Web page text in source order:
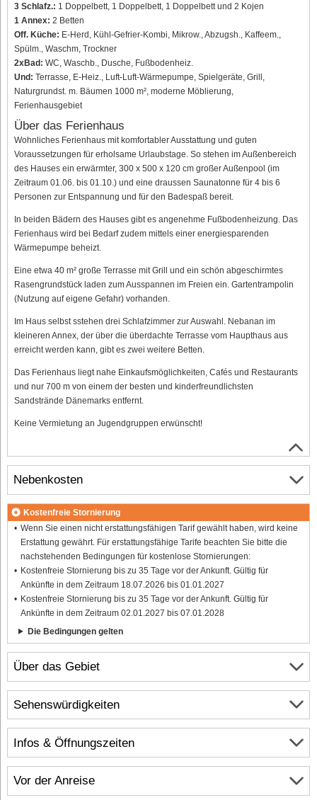
3 Schlafz.: 1 Doppelbett, 1 Doppelbett, 1 Doppelbett und 2 Kojen
1 Annex: 2 Betten
Off. Küche: E-Herd, Kühl-Gefrier-Kombi, Mikrow., Abzugsh., Kaffeem.,
Spülm., Waschm, Trockner
2xBad: WC, Waschb., Dusche, Fußbodenheiz.
Und: Terrasse, E-Heiz., Luft-Luft-Wärmepumpe, Spielgeräte, Grill,
Naturgrundst. m. Bäumen 1000 m², moderne Möblierung,
Ferienhausgebiet
Über das Ferienhaus
Wohnliches Ferienhaus mit komfortabler Ausstattung und guten
Voraussetzungen für erholsame Urlaubstage. So stehen im Außenbereich
des Hauses ein erwärmter, 300 x 500 x 120 cm großer Außenpool (im
Zeitraum 01.06. bis 01.10.) und eine draussen Saunatonne für 4 bis 6
Personen zur Entspannung und für den Badespaß bereit.
In beiden Bädern des Hauses gibt es angenehme Fußbodenheizung. Das
Ferienhaus wird bei Bedarf zudem mittels einer energiesparenden
Wärmepumpe beheizt.
Eine etwa 40 m² große Terrasse mit Grill und ein schön abgeschirmtes
Rasengrundstück laden zum Ausspannen im Freien ein. Gartentrampolin
(Nutzung auf eigene Gefahr) vorhanden.
Im Haus selbst sstehen drei Schlafzimmer zur Auswahl. Nebanan im
kleineren Annex, der über die überdachte Terrasse vom Haupthaus aus
erreicht werden kann, gibt es zwei weitere Betten.
Das Ferienhaus liegt nahe Einkaufsmöglichkeiten, Cafés und Restaurants
und nur 700 m von einem der besten und kinderfreundlichsten
Sandstrände Dänemarks entfernt.
Keine Vermietung an Jugendgruppen erwünscht!
Über das Gebiet
Infos & Öffnungszeiten
Vor der Anreise
Nebenkosten
Kostenfreie Stornierung
Wenn Sie einen nicht erstattungsfähigen Tarif gewählt haben, wird keine
Erstattung gewährt. Für erstattungsfähige Tarife beachten Sie bitte die
nachstehenden Bedingungen für kostenlose Stornierungen:
Kostenfreie Stornierung bis zu 35 Tage vor der Ankunft. Gültig für
Ankünfte in dem Zeitraum 18.07.2026 bis 01.01.2027
Kostenfreie Stornierung bis zu 35 Tage vor der Ankunft. Gültig für
Ankünfte in dem Zeitraum 02.01.2027 bis 07.01.2028
Die Bedingungen gelten
Sehenswürdigkeiten